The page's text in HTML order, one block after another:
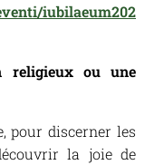
iubilaeum202
religieux ou une
pour discerner les
la joie de